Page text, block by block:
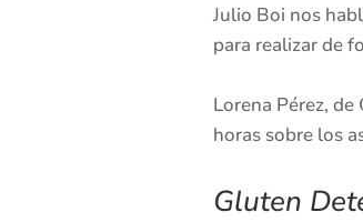
Julio Boi nos
para realizar de
Lorena Pérez,
horas sobre los
Gluten